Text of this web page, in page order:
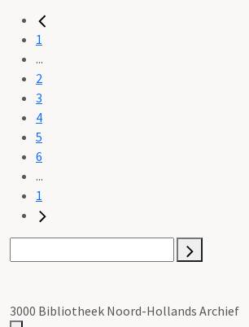
1
...
2
3
4
5
6
...
1
3000 Bibliotheek Noord-Hollands Archief